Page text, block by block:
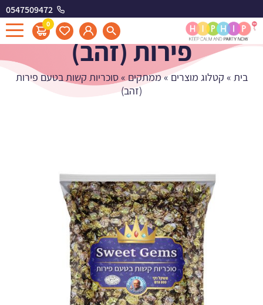
0547509472
0
סוכריות קשות בטעם
פירות (זהב)
בית » קטלוג מוצרים » ממתקים»סוכריות קשות בטעם פירות
(זהב)